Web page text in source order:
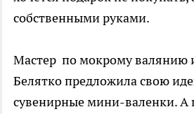
собственными руками.
Мастер по мокрому валянию
Белятко предложила свою
сувенирные мини-валенки. А